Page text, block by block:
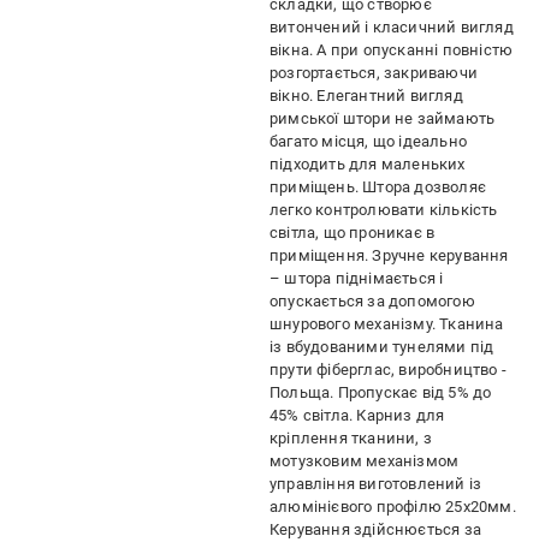
складки, що створює
витончений і класичний вигляд
вікна. А при опусканні повністю
розгортається, закриваючи
вікно. Елегантний вигляд
римської штори не займають
багато місця, що ідеально
підходить для маленьких
приміщень. Штора дозволяє
легко контролювати кількість
світла, що проникає в
приміщення. Зручне керування
– штора піднімається і
опускається за допомогою
шнурового механізму. Тканина
із вбудованими тунелями під
прути фіберглас, виробництво -
Польща. Пропускає від 5% до
45% світла. Карниз для
кріплення тканини, з
мотузковим механізмом
управління виготовлений із
алюмінієвого профілю 25х20мм.
Керування здійснюється за